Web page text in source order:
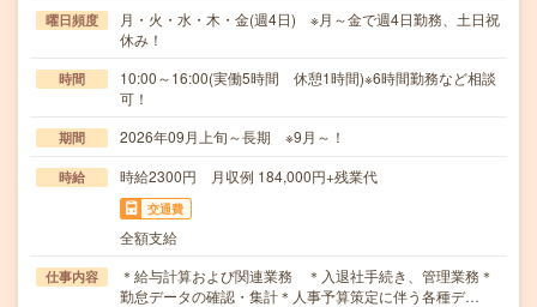
曜日頻度
月・火・水・木・金(週4日) ※月～金で週4日勤務、土日祝
休み！
時間
10:00～16:00(実働5時間 休憩1時間)※6時間勤務など相談
可！
期間 2026年09月上旬～長期 ※9月～！
時給 時給2300円 月収例 184,000円+残業代
交通費
全額支給
仕事内容
＊給与計算および関連業務 ＊入退社手続き、管理業務＊
勤怠データの確認・集計＊人事予算策定に伴う各種デ…